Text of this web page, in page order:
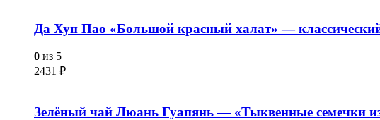
Да Хун Пао «Большой красный халат» —
0 из 5
2431 ₽
Зелёный чай Люань Гуапянь — «Тыквенные семечки